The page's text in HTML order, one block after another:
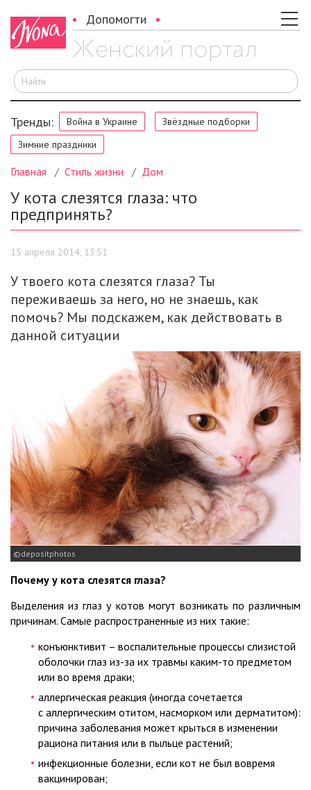
Допомогти
Тренды: Война в Украине
Звёздные подборки
Зимние праздники
Главная Стиль жизни Дом
У кота слезятся глаза: что
предпринять?
15 апреля 2014, 13:51
У твоего кота слезятся глаза? Ты
переживаешь за него, но не знаешь, как
помочь? Мы подскажем, как действовать в
данной ситуации
depositphotos
Почему у кота слезятся глаза?
Выделения из глаз у котов могут возникать по различным
причинам. Самые распространенные из них такие:
конъюнктивит – воспалительные процессы слизистой
оболочки глаз из-за их травмы каким-то предметом
или во время драки;
аллергическая реакция (иногда сочетается
с аллергическим отитом, насморком или дер­матитом):
причина заболевания может крыться в изменении
рациона питания или в пыльце растений;
инфекционные болезни, если кот не был вовремя
вакцинирован;